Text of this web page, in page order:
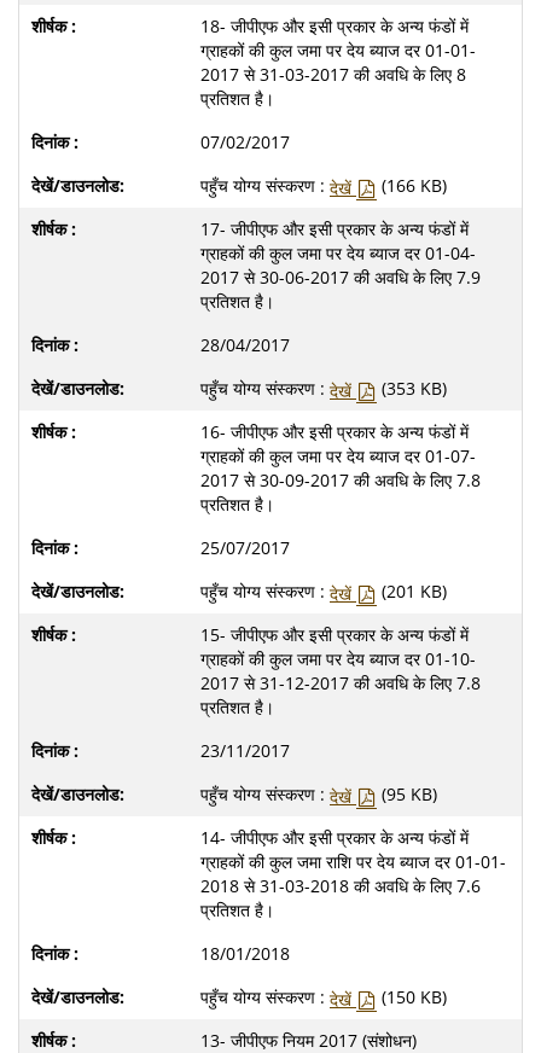
18- जीपीएफ और इसी प्रकार के अन्य फंडों में
ग्राहकों की कुल जमा पर देय ब्याज दर 01-01-
2017 से 31-03-2017 की अवधि के लिए 8
प्रतिशत है।
07/02/2017
पहुँच योग्य संस्करण : देखें
(166 KB)
17- जीपीएफ और इसी प्रकार के अन्य फंडों में
ग्राहकों की कुल जमा पर देय ब्याज दर 01-04-
2017 से 30-06-2017 की अवधि के लिए 7.9
प्रतिशत है।
28/04/2017
पहुँच योग्य संस्करण : देखें
(353 KB)
16- जीपीएफ और इसी प्रकार के अन्य फंडों में
ग्राहकों की कुल जमा पर देय ब्याज दर 01-07-
2017 से 30-09-2017 की अवधि के लिए 7.8
प्रतिशत है।
25/07/2017
पहुँच योग्य संस्करण : देखें
(201 KB)
15- जीपीएफ और इसी प्रकार के अन्य फंडों में
ग्राहकों की कुल जमा पर देय ब्याज दर 01-10-
2017 से 31-12-2017 की अवधि के लिए 7.8
प्रतिशत है।
23/11/2017
पहुँच योग्य संस्करण : देखें
(95 KB)
14- जीपीएफ और इसी प्रकार के अन्य फंडों में
ग्राहकों की कुल जमा राशि पर देय ब्याज दर 01-01-
2018 से 31-03-2018 की अवधि के लिए 7.6
प्रतिशत है।
18/01/2018
पहुँच योग्य संस्करण : देखें
(150 KB)
13- जीपीएफ नियम 2017 (संशोधन)